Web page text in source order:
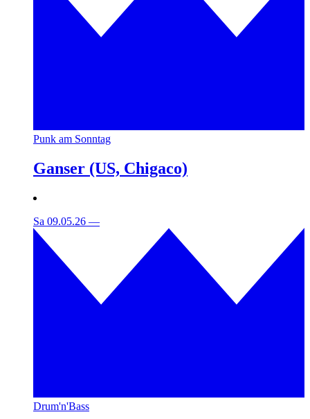
Punk am Sonntag
Ganser (US, Chigaco)
Sa 09.05.26 —
Drum'n'Bass